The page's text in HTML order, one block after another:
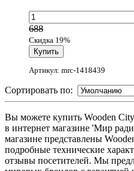
688
Скидка 19%
Артикул: mrc-1418439
Сортировать по:
Вы можете купить Wooden
в интернет магазине 'Мир
магазине представлены
подробные технические
отзывы посетителей. Мы